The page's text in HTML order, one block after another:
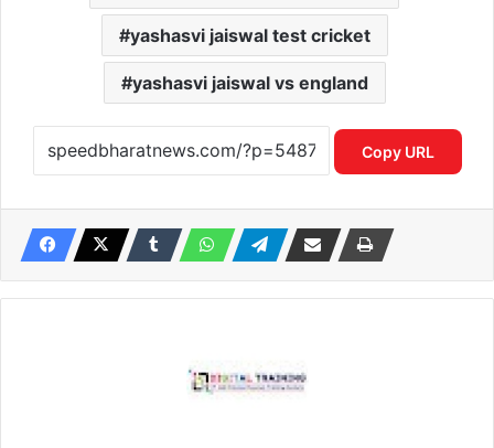
yashasvi jaiswal test cricket
yashasvi jaiswal vs england
Copy URL